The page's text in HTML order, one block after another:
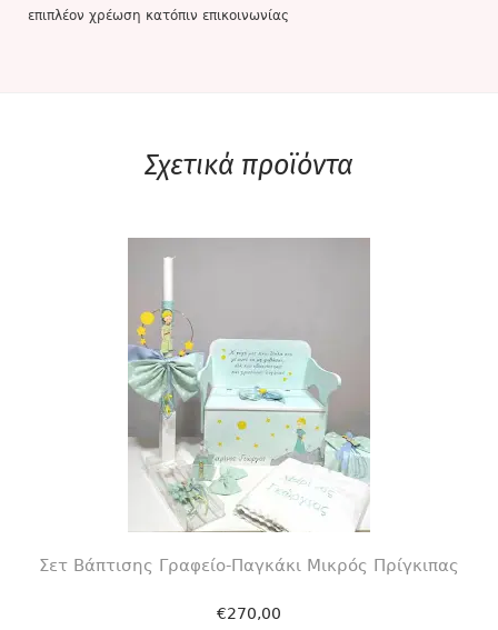
επιπλέον χρέωση κατόπιν επικοινωνίας
Σχετικά προϊόντα
Σετ Βάπτισης Γραφείο-Παγκάκι Μικρός Πρίγκιπας
€270,00